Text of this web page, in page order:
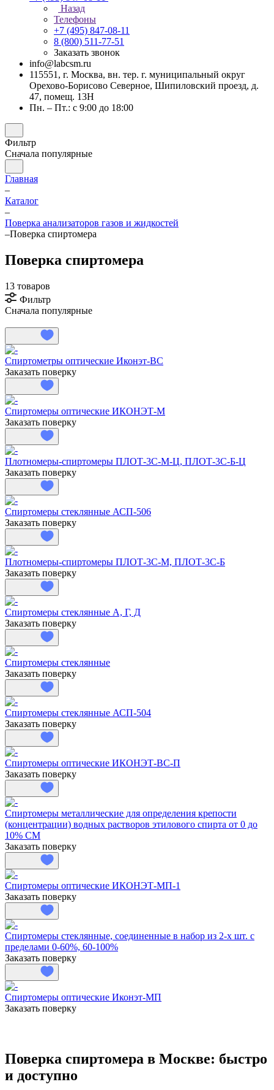
Назад
Телефоны
+7 (495) 847-08-11
8 (800) 511-77-51
Заказать звонок
info@labcsm.ru
115551, г. Москва, вн. тер. г. муниципальный округ
Орехово-Борисово Северное, Шипиловский проезд, д.
47, помещ. 13Н
Пн. – Пт.: с 9:00 до 18:00
Фильтр
Сначала популярные
Главная
–
Каталог
–
Поверка анализаторов газов и жидкостей
–Поверка спиртомера
Поверка спиртомера
13 товаров
Фильтр
Сначала популярные
Спиртометры оптические Иконэт-ВС
Заказать поверку
Спиртомеры оптические ИКОНЭТ-М
Заказать поверку
Плотномеры-спиртомеры ПЛОТ-3С-М-Ц, ПЛОТ-3С-Б-Ц
Заказать поверку
Спиртомеры стеклянные АСП-506
Заказать поверку
Плотномеры-спиртомеры ПЛОТ-3С-М, ПЛОТ-3С-Б
Заказать поверку
Спиртомеры стеклянные А, Г, Д
Заказать поверку
Спиртомеры стеклянные
Заказать поверку
Спиртомеры стеклянные АСП-504
Заказать поверку
Спиртомеры оптические ИКОНЭТ-ВС-П
Заказать поверку
Спиртомеры металлические для определения крепости
(концентрации) водных растворов этилового спирта от 0 до
10% СМ
Заказать поверку
Спиртомеры оптические ИКОНЭТ-МП-1
Заказать поверку
Спиртомеры стеклянные, соединенные в набор из 2-х шт. с
пределами 0-60%, 60-100%
Заказать поверку
Спиртомеры оптические Иконэт-МП
Заказать поверку
Поверка спиртомера в Москве: быстро
и доступно